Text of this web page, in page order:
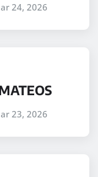
24, 2026
23, 2026